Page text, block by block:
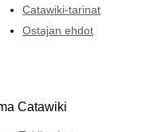
Catawiki-tarinat
Ostajan ehdot
Catawiki